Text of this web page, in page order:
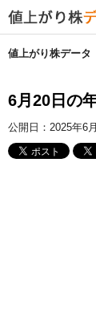
値上がり株データ
6月20日の
公開日： 2025年6